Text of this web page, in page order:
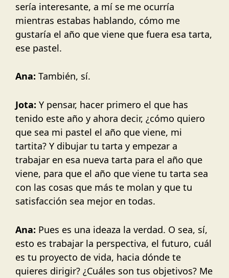
sería interesante, a mí se me ocurría
mientras estabas hablando, cómo me
gustaría el año que viene que fuera esa tarta,
ese pastel.
Ana: También, sí.
Jota: Y pensar, hacer primero el que has
tenido este año y ahora decir, ¿cómo quiero
que sea mi pastel el año que viene, mi
tartita? Y dibujar tu tarta y empezar a
trabajar en esa nueva tarta para el año que
viene, para que el año que viene tu tarta sea
con las cosas que más te molan y que tu
satisfacción sea mejor en todas.
Ana: Pues es una ideaza la verdad. O sea, sí,
esto es trabajar la perspectiva, el futuro, cuál
es tu proyecto de vida, hacia dónde te
quieres dirigir? ¿Cuáles son tus objetivos? Me